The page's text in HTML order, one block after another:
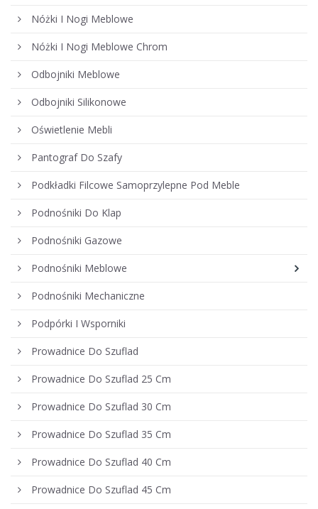
Nóżki I Nogi Meblowe
Nóżki I Nogi Meblowe Chrom
Odbojniki Meblowe
Odbojniki Silikonowe
Oświetlenie Mebli
Pantograf Do Szafy
Podkładki Filcowe Samoprzylepne Pod Meble
Podnośniki Do Klap
Podnośniki Gazowe
Podnośniki Meblowe
Podnośniki Mechaniczne
Podpórki I Wsporniki
Prowadnice Do Szuflad
Prowadnice Do Szuflad 25 Cm
Prowadnice Do Szuflad 30 Cm
Prowadnice Do Szuflad 35 Cm
Prowadnice Do Szuflad 40 Cm
Prowadnice Do Szuflad 45 Cm